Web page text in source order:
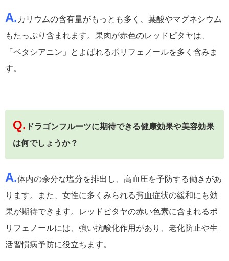
A. カリウムの含有量がもっとも多く、葉酸やマグネシウム
もたっぷり含まれます。果肉が赤色のレッドピタヤは、
「ベタシアニン」とよばれるポリフェノールを多く含みま
す。
Q. ドラゴンフルーツに期待できる健康効果や美容効果
は何でしょうか？
A.体内の余分な塩分を排出し、高血圧を予防する働きがあ
ります。また、女性に多くみられる貧血症状の緩和にも効
果が期待できます。レッドピタヤの赤い色素に含まれるポ
リフェノールには、強い抗酸化作用があり、老化防止や生
活習慣病予防に役立ちます。